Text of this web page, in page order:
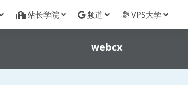
站长学院 频道 VPS大学
webcx